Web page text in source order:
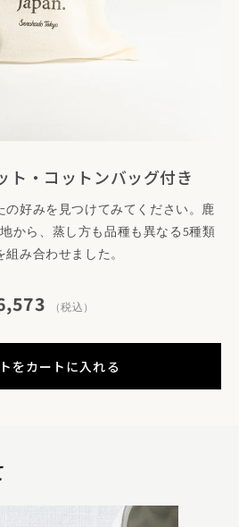
手作りの器が身近にあったので、器
自然なことでした。
つけてキレイに美味しそうに盛り
お手伝い出来たら素敵だと思うんで
ながら器を作っています。
をのせるとキュンとする可愛さ
品を作るときのインプットはあ
ト・コットンバッグ付き
の好みを見つけてみてください。鹿
から、蒸し方も品種も異なる5種類
組み合わせました。
（税込）
をカートに入れる